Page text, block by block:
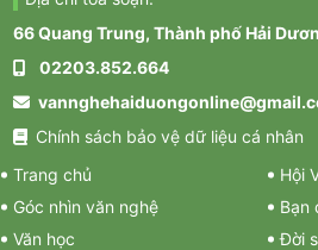
66 Quang Trung, Thành phố Hải
02203.852.664
Chính sách bảo vệ dữ liệu cá nhân
Trang chủ
Góc nhìn văn nghệ
Văn học
Hội
Bạn
Đời